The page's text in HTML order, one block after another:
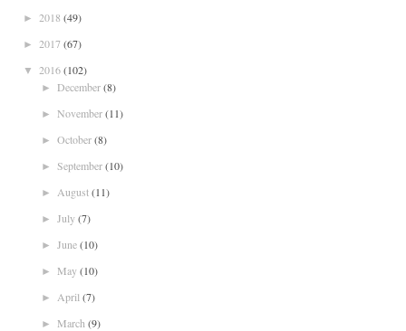
► 2018 (49)
► 2017 (67)
▼ 2016(102)
► December(8)
► November(11)
► October(8)
► September(10)
► August(11)
► July(7)
► June(10)
► May(10)
► April (7)
► March (9)